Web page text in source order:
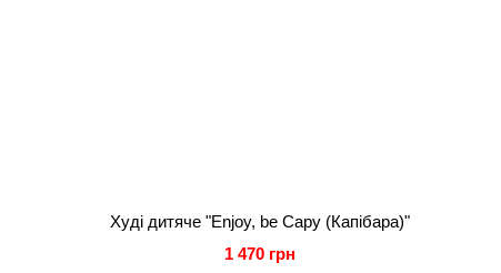
Худі дитяче "Enjoy, be Capy (Капібара)"
1 470 грн